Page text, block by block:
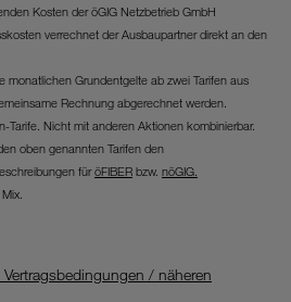
Kosten der öGIG Netzbetrieb GmbH
verrechnet der Ausbaupartner direkt an den
monatlichen Grundentgelte ab zwei Tarifen aus
Rechnung abgerechnet werden.
Tarife. Nicht mit anderen Aktionen kombinierbar.
oben genannten Tarifen den
füröFIBER bzw. nöGIG.
/ näheren